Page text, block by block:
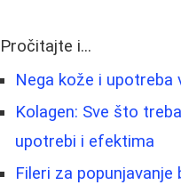
Pročitajte i...
Nega kože i upotreba
Kolagen: Sve što
upotrebi i efektima
Fileri za popunjavanje